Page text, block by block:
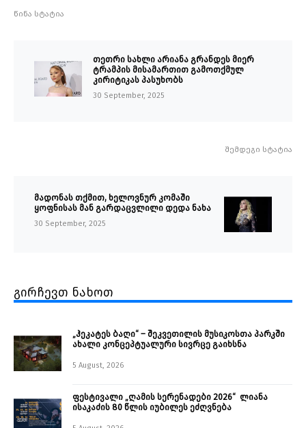
წინა სტატია
თეთრი სახლი არიანა გრანდეს მიერ
ტრამპის მისამართით გამოთქმულ
კირიტიკას პასუხობს
30 September, 2025
შემდეგი სტატია
მადონას თქმით, ხელოვნურ კომაში
ყოფნისას მან გარდაცვლილი დედა ნახა
30 September, 2025
გირჩევთ ნახოთ
„ჰეკატეს ბაღი“ – შეკვეთილის მუსიკოსთა პარკში
ახალი კონცეპტუალური სივრცე გაიხსნა ￼
5 August, 2026
ფესტივალი „ღამის სერენადები 2026“ ლიანა
ისაკაძის 80 წლის იუბილეს ეძღვნება